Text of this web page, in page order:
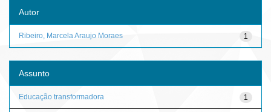
Autor
1
Ribeiro, Marcela Araujo Moraes
Assunto
1
Educação transformadora